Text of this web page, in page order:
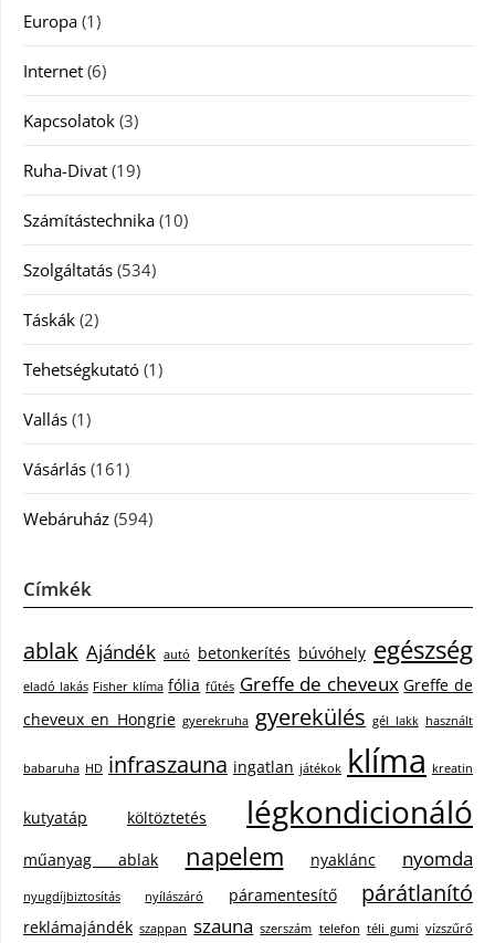
Europa (1)
Internet (6)
Kapcsolatok (3)
Ruha-Divat (19)
Számítástechnika (10)
Szolgáltatás (534)
Táskák (2)
Tehetségkutató (1)
Vallás (1)
Vásárlás (161)
Webáruház (594)
Címkék
ablak Ajándék autó betonkerítés búvóhely egészség
eladó lakás Fisher klíma fólia fűtés Greffe de cheveux Greffe de
cheveux en Hongrie gyerekruha gyerekülés gél lakk használt
babaruha HD infraszauna ingatlan játékok klíma kreatin
kutyatáp költöztetés légkondicionáló
műanyag ablak napelem nyaklánc nyomda
nyugdíjbiztosítás nyílászáró páramentesítő párátlanító
reklámajándék szappan szauna szerszám telefon téli gumi vízszűrő